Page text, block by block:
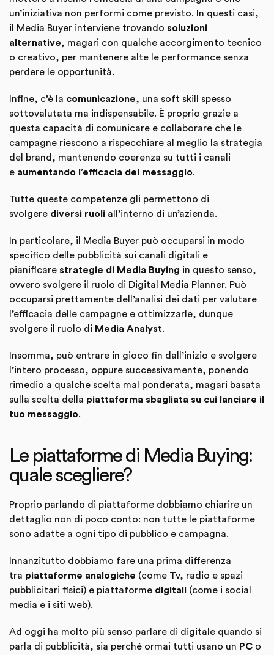
un’iniziativa non performi come previsto. In questi casi,
il Media Buyer interviene trovando soluzioni
alternative, magari con qualche accorgimento tecnico
o creativo, per mantenere alte le performance senza
perdere le opportunità.
Infine, c’è la comunicazione, una soft skill spesso
sottovalutata ma indispensabile. È proprio grazie a
questa capacità di comunicare e collaborare che le
campagne riescono a rispecchiare al meglio la strategia
del brand, mantenendo coerenza su tutti i canali
e aumentando l’efficacia del messaggio.
Tutte queste competenze gli permettono di
svolgere diversi ruoli all’interno di un’azienda.
In particolare, il Media Buyer può occuparsi in modo
specifico delle pubblicità sui canali digitali e
pianificare strategie di Media Buying in questo senso,
ovvero svolgere il ruolo di Digital Media Planner. Può
occuparsi prettamente dell’analisi dei dati per valutare
l’efficacia delle campagne e ottimizzarle, dunque
svolgere il ruolo di Media Analyst.
Insomma, può entrare in gioco fin dall’inizio e svolgere
l’intero processo, oppure successivamente, ponendo
rimedio a qualche scelta mal ponderata, magari basata
sulla scelta della piattaforma sbagliata su cui lanciare il
tuo messaggio.
Le piattaforme di Media Buying:
quale scegliere?
Proprio parlando di piattaforme dobbiamo chiarire un
dettaglio non di poco conto: non tutte le piattaforme
sono adatte a ogni tipo di pubblico e campagna.
Innanzitutto dobbiamo fare una prima differenza
tra piattaforme analogiche (come Tv, radio e spazi
pubblicitari fisici) e piattaforme digitali (come i social
media e i siti web).
Ad oggi ha molto più senso parlare di digitale quando si
parla di pubblicità, sia perché ormai tutti usano un PC o